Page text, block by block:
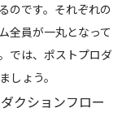
のです。それぞれの
全員が一丸となって
では、ポストプロダ
しょう。
クションフロー